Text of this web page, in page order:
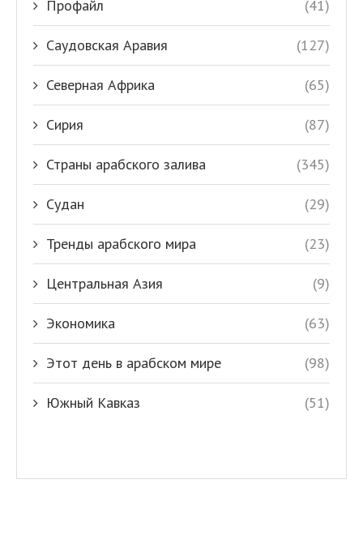
Профайл (41)
Саудовская Аравия (127)
Северная Африка (65)
Сирия (87)
Страны арабского залива (345)
Судан (29)
Тренды арабского мира (23)
Центральная Азия (9)
Экономика (63)
Этот день в арабском мире (98)
Южный Кавказ (51)